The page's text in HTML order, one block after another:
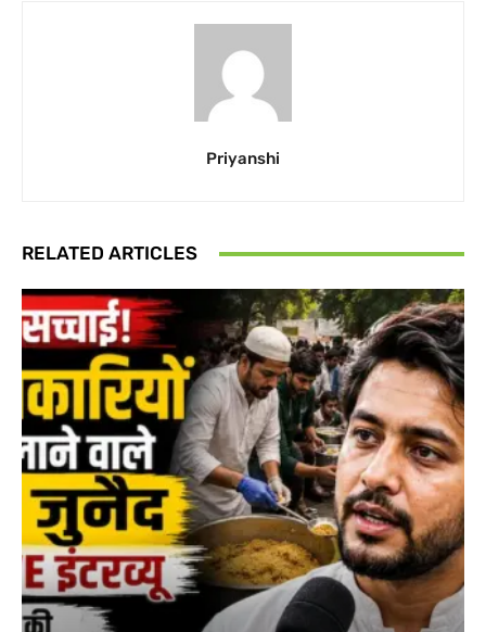
Priyanshi
RELATED ARTICLES